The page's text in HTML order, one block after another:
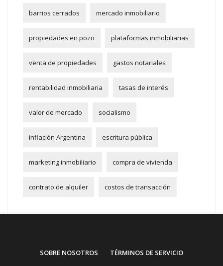
barrios cerrados mercado inmobiliario
propiedades en pozo plataformas inmobiliarias
venta de propiedades gastos notariales
rentabilidad inmobiliaria tasas de interés
valor de mercado socialismo
inflación Argentina escritura pública
marketing inmobiliario compra de vivienda
contrato de alquiler costos de transacción
SOBRE NOSOTROS
TÉRMINOS DE SERVICIO